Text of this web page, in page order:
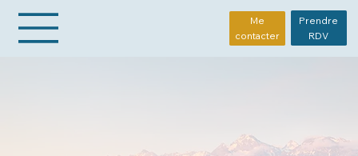
Me
contacter
Prendre
RDV